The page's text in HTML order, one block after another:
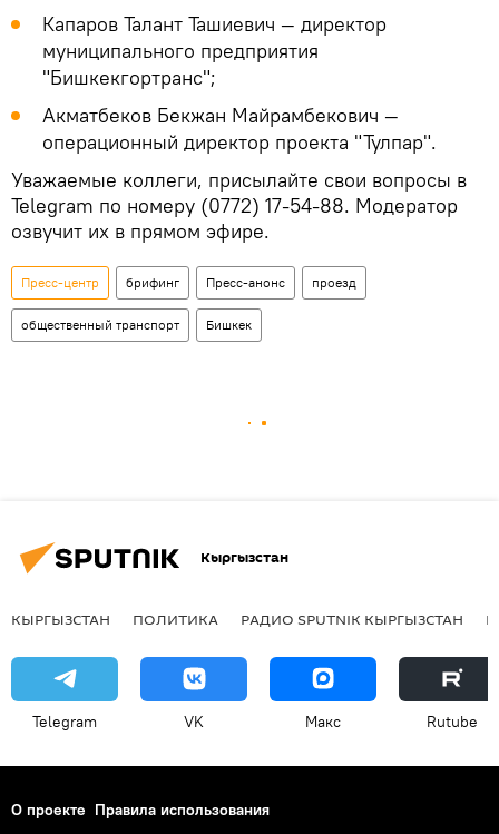
Капаров Талант Ташиевич — директор
муниципального предприятия
"Бишкекгортранс";
Акматбеков Бекжан Майрамбекович —
операционный директор проекта "Тулпар".
Уважаемые коллеги, присылайте свои вопросы в
Telegram по номеру (0772) 17-54-88. Модератор
озвучит их в прямом эфире.
Пресс-центр брифинг Пресс-анонс проезд
общественный транспорт Бишкек
Кыргызстан
КЫРГЫЗСТАН ПОЛИТИКА РАДИО SPUTNIK КЫРГЫЗСТАН
Telegram VK Макс Rutube
О проекте Правила использования